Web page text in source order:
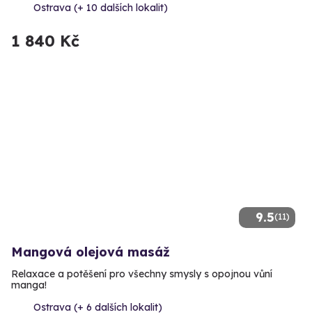
Ostrava (+ 10 dalších lokalit)
1 840 Kč
9.5(11)
Mangová olejová masáž
Relaxace a potěšení pro všechny smysly s opojnou vůní
manga!
Ostrava (+ 6 dalších lokalit)